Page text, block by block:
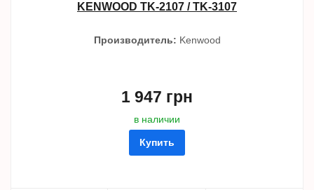
KENWOOD TK-2107 / TK-3107
Производитель: Kenwood
1 947 грн
в наличии
Купить